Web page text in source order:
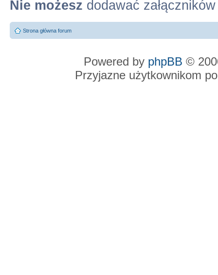
Nie możesz dodawać załączników
Strona główna forum
Powered by phpBB ©
Przyjazne użytkownikom